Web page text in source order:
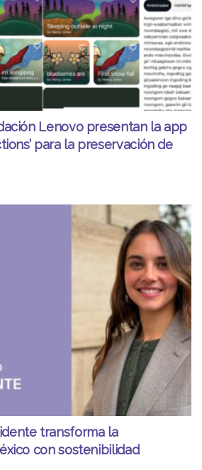
Lenovo presentan la app
para la preservación de
transforma la
con sostenibilidad